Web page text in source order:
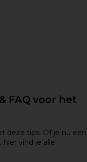
FAQ voor het
deze tips. Of je nu een
vind je alle